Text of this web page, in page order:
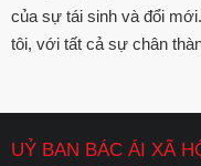
của sự tái sinh và đổi
tôi, với tất cả sự chân
đôi khi, chỉ cần một cái
UỶ BAN BÁC ÁI XÃ